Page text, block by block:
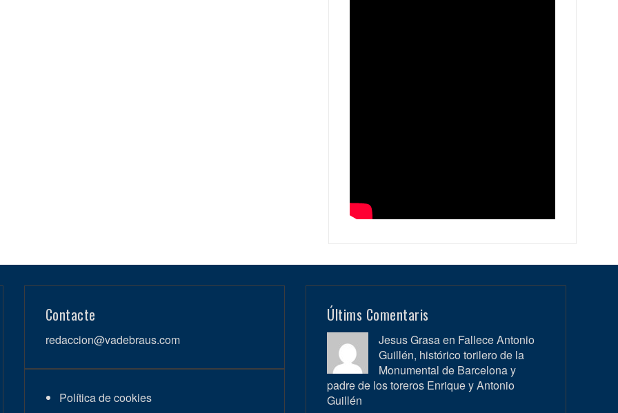
Contacte
redaccion@vadebraus.com
Política de cookies
Últims Comentaris
Jesus Grasa en Fallece Antonio
Guillén, histórico torilero de la
Monumental de Barcelona y
padre de los toreros Enrique y Antonio
Guillén